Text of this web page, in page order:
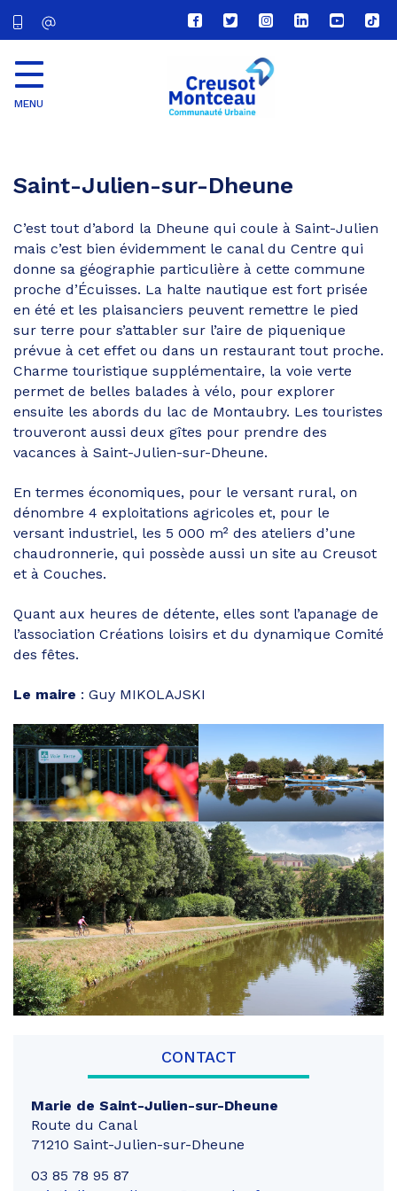
Lien
vers
compte
Facebook
Lien
vers
compte
Twitter
Lien
vers
le
compte
Lien
vers
Lien
vers
Lien
vers
MENU
Saint-Julien-sur-Dheune
C’est tout d’abord la Dheune qui coule à Saint-Julien
mais c’est bien évidemment le canal du Centre qui
donne sa géographie particulière à cette commune
proche d’Écuisses. La halte nautique est fort prisée
en été et les plaisanciers peuvent remettre le pied
sur terre pour s’attabler sur l’aire de piquenique
prévue à cet effet ou dans un restaurant tout proche.
Charme touristique supplémentaire, la voie verte
permet de belles balades à vélo, pour explorer
ensuite les abords du lac de Montaubry. Les touristes
trouveront aussi deux gîtes pour prendre des
vacances à Saint-Julien-sur-Dheune.
En termes économiques, pour le versant rural, on
dénombre 4 exploitations agricoles et, pour le
versant industriel, les 5 000 m² des ateliers d’une
chaudronnerie, qui possède aussi un site au Creusot
et à Couches.
Quant aux heures de détente, elles sont l’apanage de
l’association Créations loisirs et du dynamique Comité
des fêtes.
Le maire : Guy MIKOLAJSKI
CONTACT
Marie de Saint-Julien-sur-Dheune
Route du Canal
71210 Saint-Julien-sur-Dheune
03 85 78 95 87